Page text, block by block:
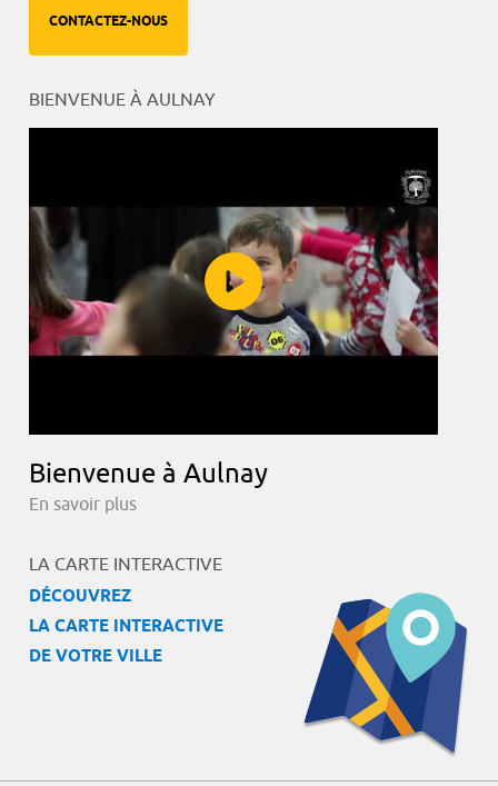
CONTACTEZ-NOUS
BIENVENUE À AULNAY
Bienvenue à Aulnay
En savoir plus
LA CARTE INTERACTIVE
DÉCOUVREZ
LA CARTE INTERACTIVE
DE VOTRE VILLE